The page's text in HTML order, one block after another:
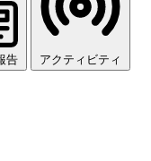
告 アクティビティ